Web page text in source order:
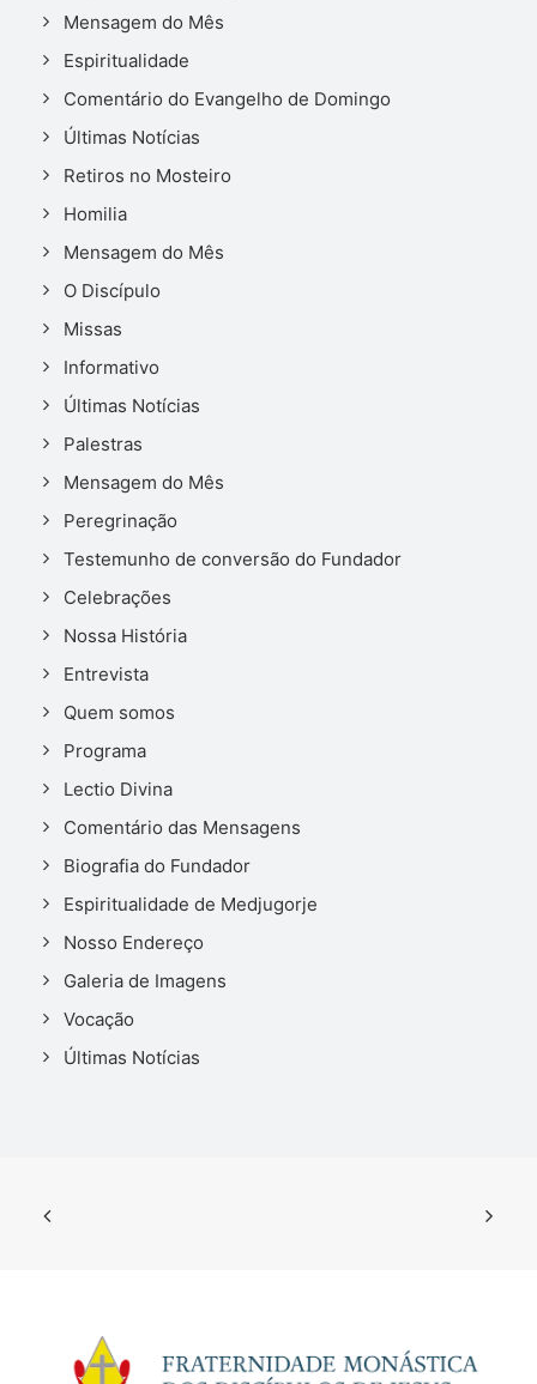
Mensagem do Mês
Espiritualidade
Comentário do Evangelho de Domingo
Últimas Notícias
Retiros no Mosteiro
Homilia
Mensagem do Mês
O Discípulo
Missas
Informativo
Últimas Notícias
Palestras
Mensagem do Mês
Peregrinação
Testemunho de conversão do Fundador
Celebrações
Nossa História
Entrevista
Quem somos
Programa
Lectio Divina
Comentário das Mensagens
Biografia do Fundador
Espiritualidade de Medjugorje
Nosso Endereço
Galeria de Imagens
Vocação
Últimas Notícias